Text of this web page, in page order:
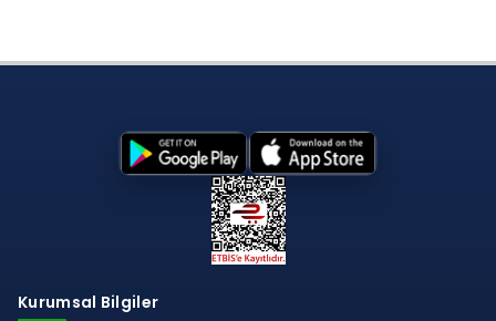
Kurumsal Bilgiler